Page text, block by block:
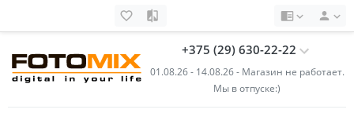
+375 (29) 630-22-22
01.08.26 - 14.08.26 - Магазин не работает.
Мы в отпуске:)